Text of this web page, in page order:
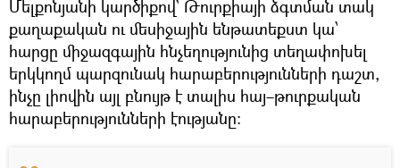
Մելքոնյանի կարծիքով` Թուրքիայի ձգտման տակ
քաղաքական ու մեսիջային ենթատեքստ կա՝
հարցը միջազգային հնչեղությունից տեղափոխել
երկկողմ պարզունակ հարաբերությունների դաշտ,
ինչը լիովին այլ բնույթ է տալիս հայ–թուրքական
հարաբերությունների էությանը։